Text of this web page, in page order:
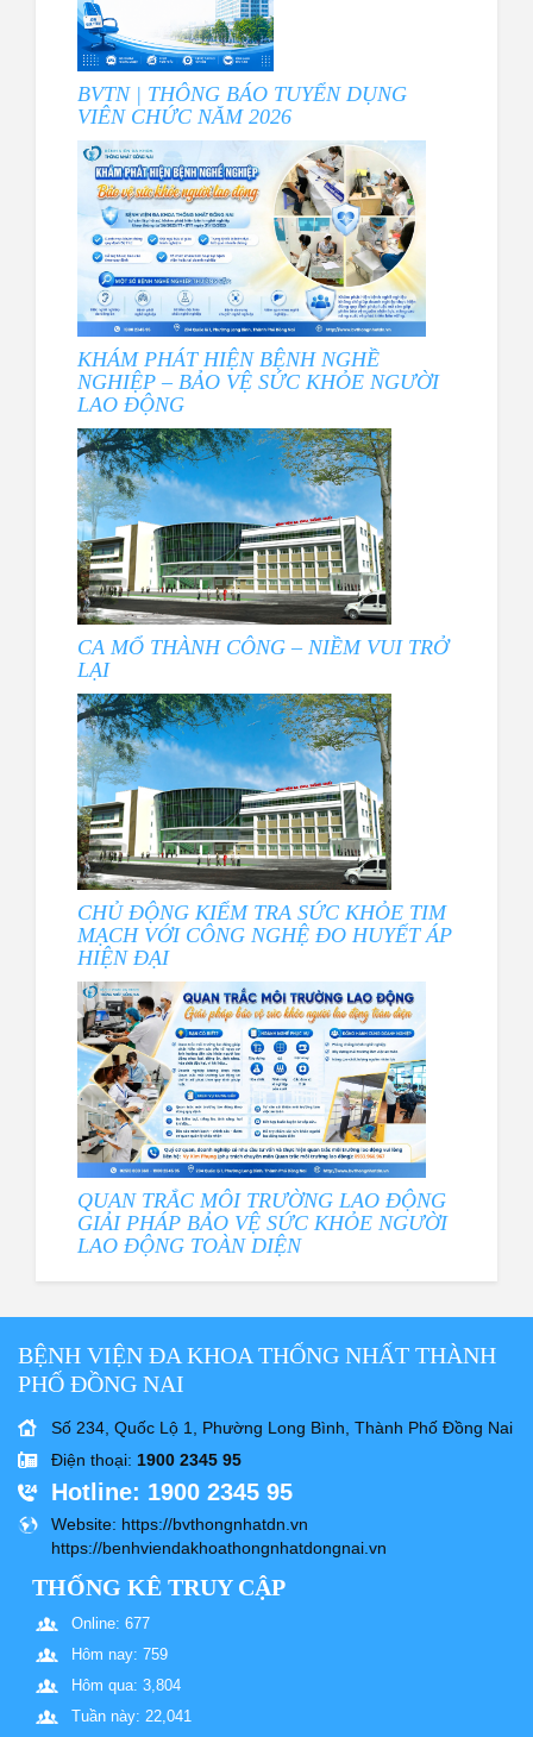
BVTN | THÔNG BÁO TUYỂN DỤNG
VIÊN CHỨC NĂM 2026
KHÁM PHÁT HIỆN BỆNH NGHỀ
NGHIỆP – BẢO VỆ SỨC KHỎE NGƯỜI
LAO ĐỘNG
CA MỔ THÀNH CÔNG – NIỀM VUI TRỞ
LẠI
CHỦ ĐỘNG KIỂM TRA SỨC KHỎE TIM
MẠCH VỚI CÔNG NGHỆ ĐO HUYẾT ÁP
HIỆN ĐẠI
QUAN TRẮC MÔI TRƯỜNG LAO ĐỘNG
GIẢI PHÁP BẢO VỆ SỨC KHỎE NGƯỜI
LAO ĐỘNG TOÀN DIỆN
BỆNH VIỆN ĐA KHOA THỐNG NHẤT THÀNH
PHỐ ĐỒNG NAI
Số 234, Quốc Lộ 1, Phường Long Bình, Thành Phố Đồng Nai
Điện thoại: 1900 2345 95
Hotline: 1900 2345 95
Website: https://bvthongnhatdn.vn
https://benhviendakhoathongnhatdongnai.vn
THỐNG KÊ TRUY CẬP
Online: 677
Hôm nay: 759
Hôm qua: 3,804
Tuần này: 22,041